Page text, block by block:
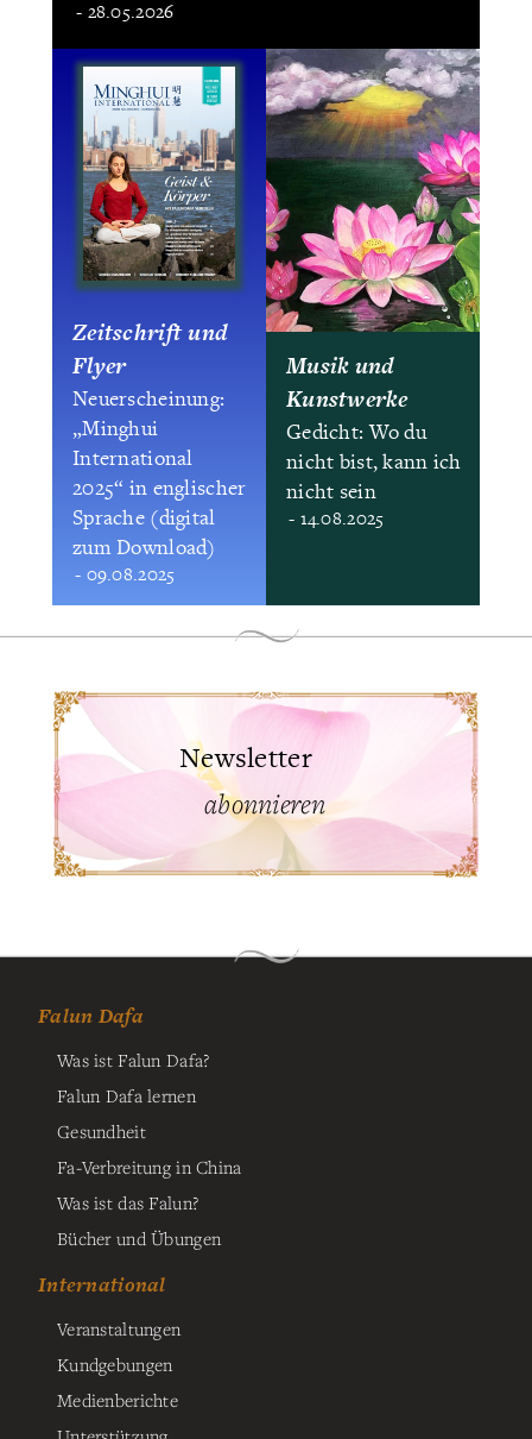
- 28.05.2026
Zeitschrift und
Flyer
Neuerscheinung:
„Minghui
International
2025“ in englischer
Sprache (digital
zum Download)
- 09.08.2025
Musik und
Kunstwerke
Gedicht: Wo du
nicht bist, kann ich
nicht sein
- 14.08.2025
abonnieren
Newsletter
Falun Dafa
Was ist Falun Dafa?
Falun Dafa lernen
Gesundheit
Fa-Verbreitung in China
Was ist das Falun?
Bücher und Übungen
International
Veranstaltungen
Kundgebungen
Medienberichte